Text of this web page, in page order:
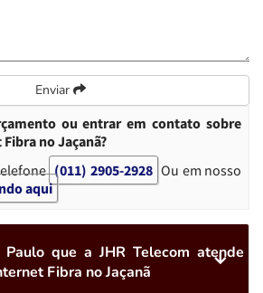
Enviar
ou entrar em contato sobre
no Jaçanã?
(011) 2905-2928 Ou em nosso
aqui
que a JHR Telecom atende
Fibra no Jaçanã